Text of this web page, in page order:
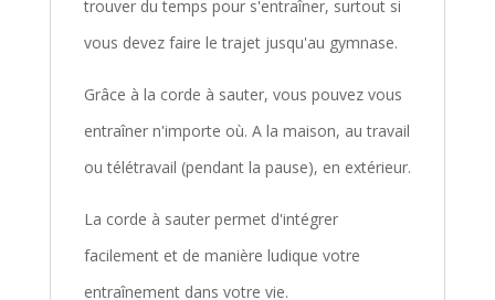
trouver du temps pour s'entraîner, surtout si
vous devez faire le trajet jusqu'au gymnase.
Grâce à la corde à sauter, vous pouvez vous
entraîner n'importe où. A la maison, au travail
ou télétravail (pendant la pause), en extérieur.
La corde à sauter permet d'intégrer
facilement et de manière ludique votre
entraînement dans votre vie.